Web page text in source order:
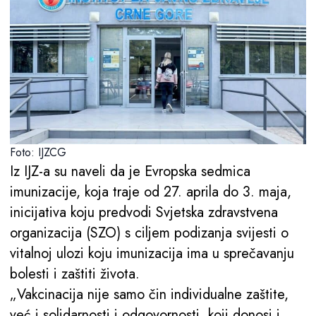
Foto: IJZCG
Iz IJZ-a su naveli da je Evropska sedmica
imunizacije, koja traje od 27. aprila do 3. maja,
inicijativa koju predvodi Svjetska zdravstvena
organizacija (SZO) s ciljem podizanja svijesti o
vitalnoj ulozi koju imunizacija ima u sprečavanju
bolesti i zaštiti života.
„Vakcinacija nije samo čin individualne zaštite,